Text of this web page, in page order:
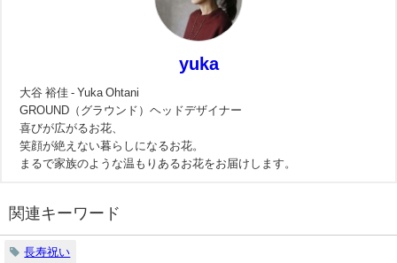
yuka
大谷 裕佳 - Yuka Ohtani
GROUND（グラウンド）ヘッドデザイナー
喜びが広がるお花、
笑顔が絶えない暮らしになるお花。
まるで家族のような温もりあるお花をお届けします。
関連キーワード
長寿祝い